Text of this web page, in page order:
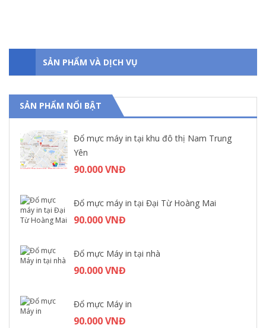
80.000 VNĐ
80.000 VNĐ
SẢN PHẨM VÀ DỊCH VỤ
SẢN PHẨM NỔI BẬT
Đổ mực máy in tại khu đô thị Nam Trung
Yên
90.000 VNĐ
Đổ mực máy in tại Đại Từ Hoàng Mai
90.000 VNĐ
Đổ mực Máy in tại nhà
90.000 VNĐ
Đổ mực Máy in
90.000 VNĐ